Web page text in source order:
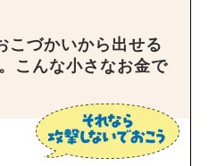
こづかいから出せる
こんな小さなお金で